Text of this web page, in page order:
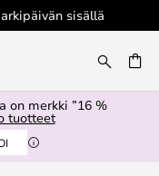
sisällä
on merkki ”16 %
tuotteet